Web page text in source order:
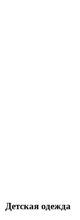
Детская одежда